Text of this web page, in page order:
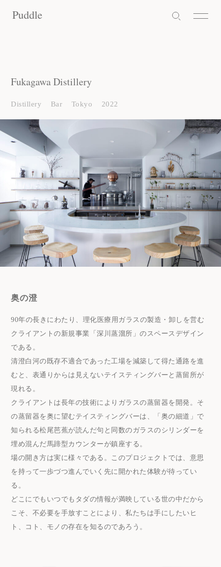
Puddle
Puddle
Puddle
Fukagawa Distillery
Distillery Bar Tokyo 2022
奥の澄
90年の長きにわたり、理化医療用ガラスの製造・卸しを営む
クライアントの新規事業「深川蒸溜所」のスペースデザイン
である。
清澄白河の既存不適合であった工場を減築して得た通路を進
むと、表通りからは見えないテイスティングバーと蒸留所が
現れる。
クライアントは長年の技術によりガラスの蒸留器を開発。そ
の蒸留器を奥に望むテイスティングバーは、「奥の細道」で
知られる松尾芭蕉が読んだ句と同数のガラスのシリンダーを
埋め混んだ馬蹄型カウンターが鎮座する。
場の開き方は実に様々である。このプロジェクトでは、意思
を持って一歩づつ進んでいく先に開かれた体験が待ってい
る。
どこにでもいつでもタダの情報が満映している世の中だから
こそ、不必要を手放すことにより、私たちは手にしたいヒ
ト、コト、モノの存在を知るのであろう。